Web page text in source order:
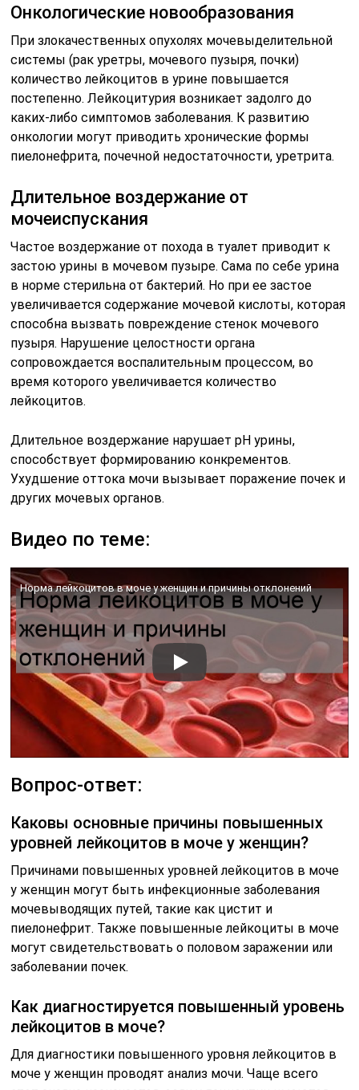
Онкологические новообразования
При злокачественных опухолях мочевыделительной
системы (рак уретры, мочевого пузыря, почки)
количество лейкоцитов в урине повышается
постепенно. Лейкоцитурия возникает задолго до
каких-либо симптомов заболевания. К развитию
онкологии могут приводить хронические формы
пиелонефрита, почечной недостаточности, уретрита.
Длительное воздержание от
мочеиспускания
Частое воздержание от похода в туалет приводит к
застою урины в мочевом пузыре. Сама по себе урина
в норме стерильна от бактерий. Но при ее застое
увеличивается содержание мочевой кислоты, которая
способна вызвать повреждение стенок мочевого
пузыря. Нарушение целостности органа
сопровождается воспалительным процессом, во
время которого увеличивается количество
лейкоцитов.
Длительное воздержание нарушает рН урины,
способствует формированию конкрементов.
Ухудшение оттока мочи вызывает поражение почек и
других мочевых органов.
Видео по теме:
Норма лейкоцитов в моче у женщин и причины отклонений
Вопрос-ответ:
Каковы основные причины повышенных
уровней лейкоцитов в моче у женщин?
Причинами повышенных уровней лейкоцитов в моче
у женщин могут быть инфекционные заболевания
мочевыводящих путей, такие как цистит и
пиелонефрит. Также повышенные лейкоциты в моче
могут свидетельствовать о половом заражении или
заболевании почек.
Как диагностируется повышенный уровень
лейкоцитов в моче?
Для диагностики повышенного уровня лейкоцитов в
моче у женщин проводят анализ мочи. Чаще всего